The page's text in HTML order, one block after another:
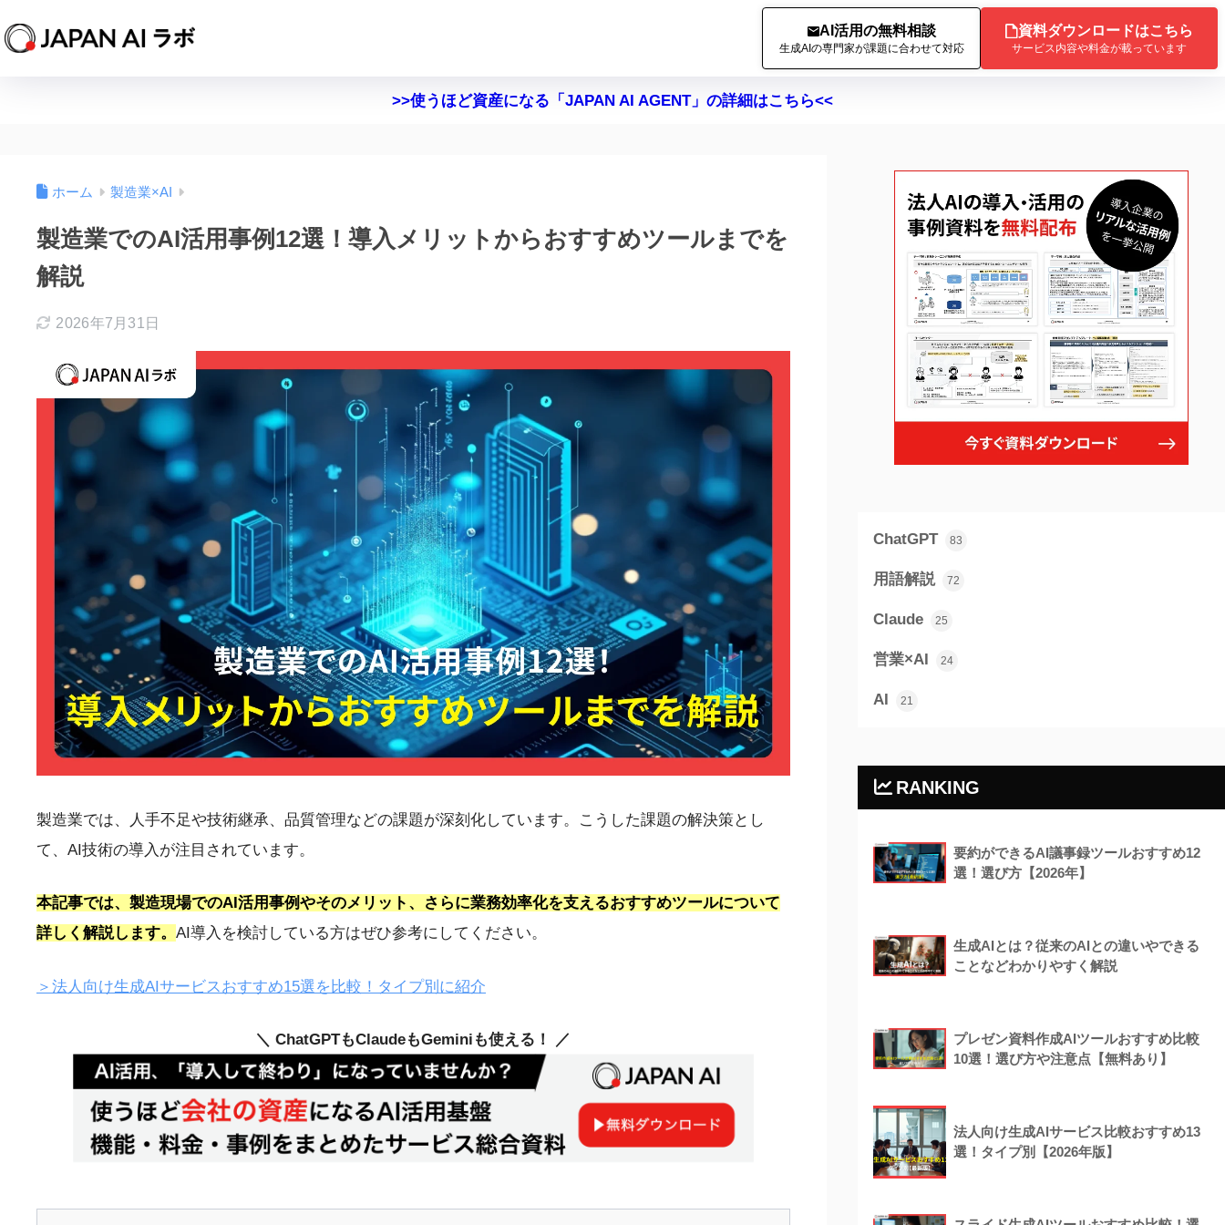
AI活用の無料相談
生成AIの専門家が課題に合わせて対応
資料ダウンロードはこちら
サービス内容や料金が載っています
>>使うほど資産になる「JAPAN AI AGENT」の詳細はこちら<<
ホーム 製造業×AI
製造業でのAI活用事例12選！導入メリットからおすすめツールまでを
解説
2026年7月31日
製造業では、人手不足や技術継承、品質管理などの課題が深刻化しています。こうした課題の解決策とし
て、AI技術の導入が注目されています。
本記事では、製造現場でのAI活用事例やそのメリット、さらに業務効率化を支えるおすすめツールについて
詳しく解説します。 AI導入を検討している方はぜひ参考にしてください。
＞法人向け生成AIサービスおすすめ15選を比較！タイプ別に紹介
＼ ChatGPTもClaudeもGeminiも使える！ ／
ChatGPT 83
用語解説 72
Claude 25
営業×AI 24
AI 21
RANKING
要約ができるAI議事録ツールおすすめ12
選！選び方【2026年】
生成AIとは？従来のAIとの違いやできる
ことなどわかりやすく解説
プレゼン資料作成AIツールおすすめ比較
10選！選び方や注意点【無料あり】
法人向け生成AIサービス比較おすすめ13
選！タイプ別【2026年版】